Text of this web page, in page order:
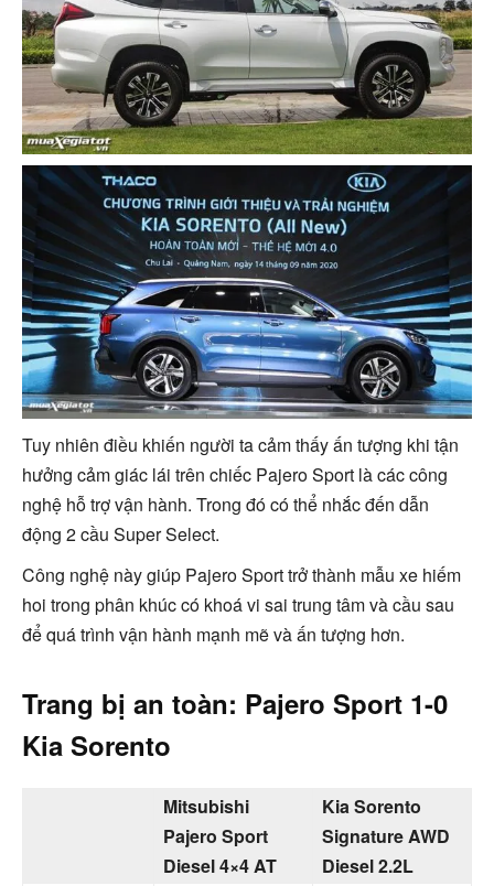
Tuy nhiên điều khiến người ta cảm thấy ấn tượng khi tận
hưởng cảm giác lái trên chiếc Pajero Sport là các công
nghệ hỗ trợ vận hành. Trong đó có thể nhắc đến dẫn
động 2 cầu Super Select.
Công nghệ này giúp Pajero Sport trở thành mẫu xe hiếm
hoi trong phân khúc có khoá vi sai trung tâm và cầu sau
để quá trình vận hành mạnh mẽ và ấn tượng hơn.
Trang bị an toàn: Pajero Sport 1-0
Kia Sorento
Mitsubishi
Pajero Sport
Diesel 4×4 AT
Kia Sorento
Signature AWD
Diesel 2.2L